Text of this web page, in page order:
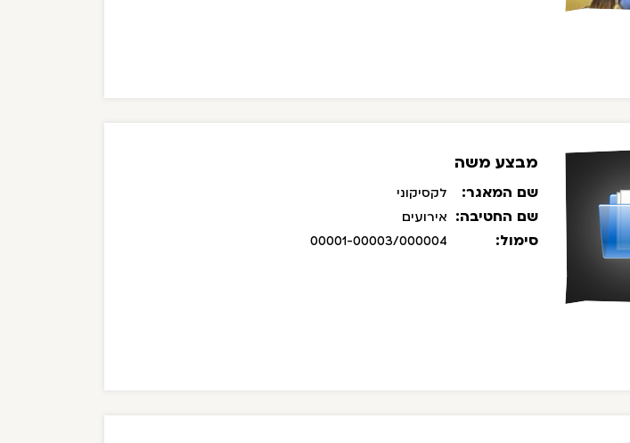
מבצע משה
שם המאגר: לקסיקוני
שם החטיבה: אירועים
סימול: 00001-00003/000004